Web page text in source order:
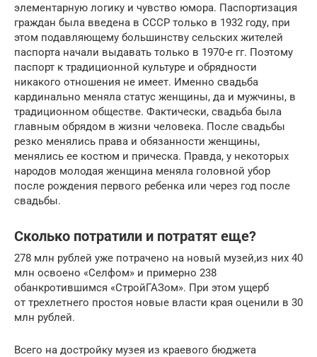
элементарную логику и чувство юмора. Паспортизация
граждан была введена в СССР только в 1932 году, при
этом подавляющему большинству сельских жителей
паспорта начали выдавать только в 1970-е гг. Поэтому
паспорт к традиционной культуре и обрядности
никакого отношения не имеет. Именно свадьба
кардинально меняла статус женщины, да и мужчины, в
традиционном обществе. Фактически, свадьба была
главным обрядом в жизни человека. После свадьбы
резко менялись права и обязанности женщины,
менялись ее костюм и прическа. Правда, у некоторых
народов молодая женщина меняла головной убор
после рождения первого ребенка или через год после
свадьбы.
Сколько потратили и потратят еще?
278 млн рублей уже потрачено на новый музей,из них 40
млн освоено «Селфом» и примерно 238
обанкротившимся «СтройГАЗом». При этом ущерб
от трехлетнего простоя новые власти края оценили в 30
млн рублей.
Всего на достройку музея из краевого бюджета